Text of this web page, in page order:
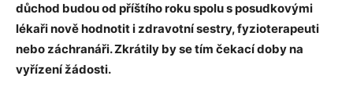
důchod budou od příštího roku spolu s posudkovými
lékaři nově hodnotit i zdravotní sestry, fyzioterapeuti
nebo záchranáři. Zkrátily by se tím čekací doby na
vyřízení žádosti.